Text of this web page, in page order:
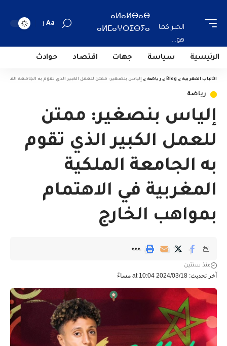
الخبر كما
هو...
ⴰⵍⴰⵍⴱⴰⴱ
ⴰⵍⵎⴰⵖⵔⵉⴱⵢⴰ
Aa
الرئيسية سياسة جهات اقتصاد حوادث
الألباب المغربية >
Blog
> رياضة > إلياس بنصغير: ممتن للعمل الكبير الذي تقوم به الجامعة
رياضة
إلياس بنصغير: ممتن
للعمل الكبير الذي تقوم
به الجامعة الملكية
المغربية في الاهتمام
بمواهب الخارج
آخر تحديث: 2024/03/18 at 10:04 مساءً
منذ سنتين